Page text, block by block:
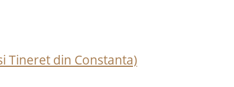
Tineret din Constanta)